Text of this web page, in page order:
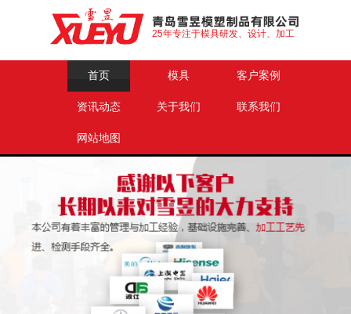
25年专注于模具研发、设计、加工
首页 模具 客户案例
资讯动态 关于我们 联系我们
网站地图